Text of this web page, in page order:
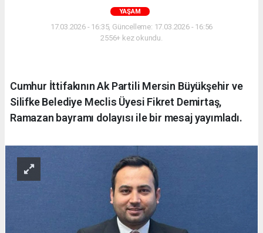
YAŞAM
17.03.2026 - 16:35, Güncelleme: 17.03.2026 - 16:56
2556+ kez okundu.
Cumhur İttifakının Ak Partili Mersin Büyükşehir ve
Silifke Belediye Meclis Üyesi Fikret Demirtaş,
Ramazan bayramı dolayısı ile bir mesaj yayımladı.